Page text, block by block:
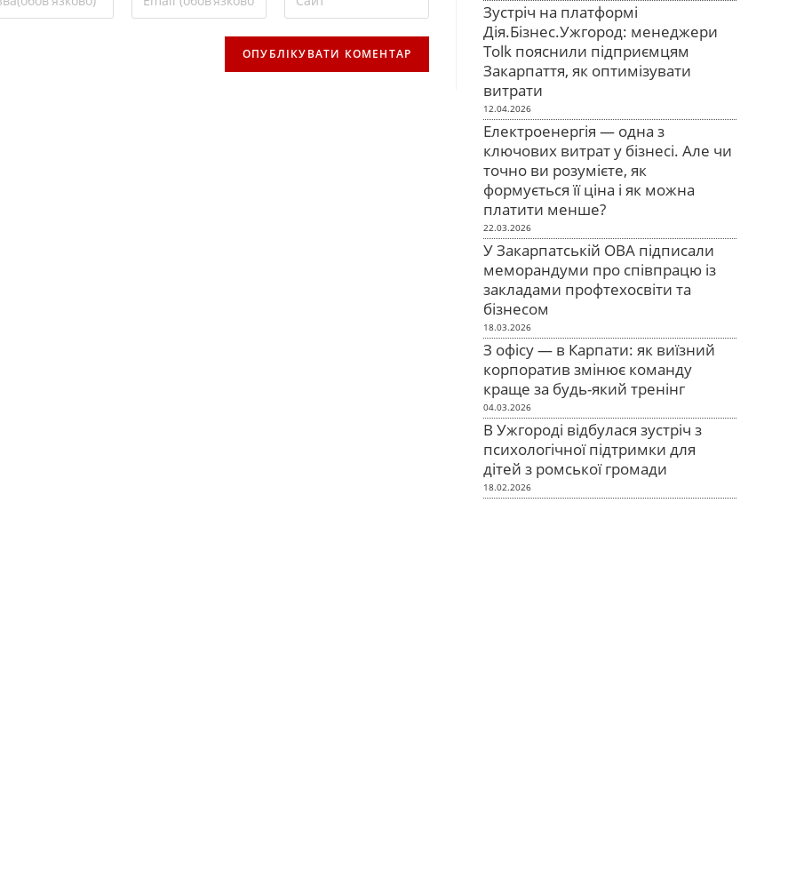
Зустріч на платформі
Дія.Бізнес.Ужгород: менеджери
Tolk пояснили підприємцям
Закарпаття, як оптимізувати
витрати
12.04.2026
Електроенергія — одна з
ключових витрат у бізнесі. Але чи
точно ви розумієте, як
формується її ціна і як можна
платити менше?
22.03.2026
У Закарпатській ОВА підписали
меморандуми про співпрацю із
закладами профтехосвіти та
бізнесом
18.03.2026
З офісу — в Карпати: як виїзний
корпоратив змінює команду
краще за будь-який тренінг
04.03.2026
В Ужгороді відбулася зустріч з
психологічної підтримки для
дітей з ромської громади
18.02.2026